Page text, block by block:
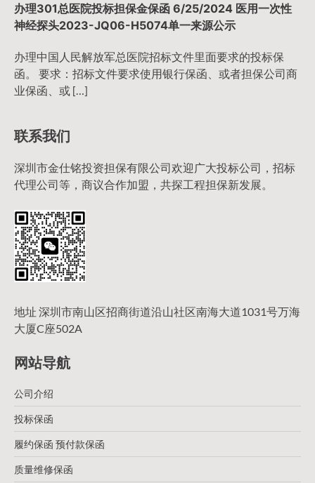
办理301总医院投标担保金保函 6/25/2024 医用一次性
神经探头2023-JQ06-H5074单一来源公示
办理中国人民解放军总医院招标文件里面要求的投标保
函。 要求：招标文件要求使用银行保函、或者担保公司商
业保函、或 […]
联系我们
深圳市金仕铭投资担保有限公司欢迎广大投标公司，招标
代理公司等，商议合作加盟，共探工程担保新发展。
地址 深圳市南山区招商街道沿山社区南海大道1031号万海
大厦C座502A
网站导航
公司介绍
投标保函
履约保函 预付款保函
质量维修保函